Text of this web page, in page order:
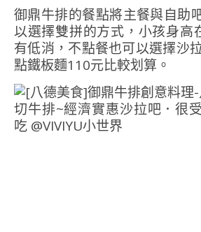
御鼎牛排的餐點將主餐與自助
以選擇雙拼的方式，小孩身高
有低消，不點餐也可以選擇沙
點鐵板麵110元比較划算。